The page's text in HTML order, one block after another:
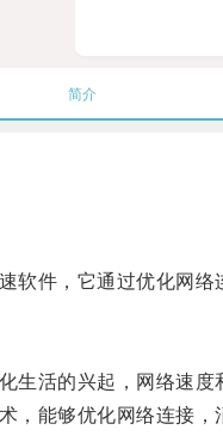
简介
件，它通过优化网络
活的兴起，网络速度
能够优化网络连接，